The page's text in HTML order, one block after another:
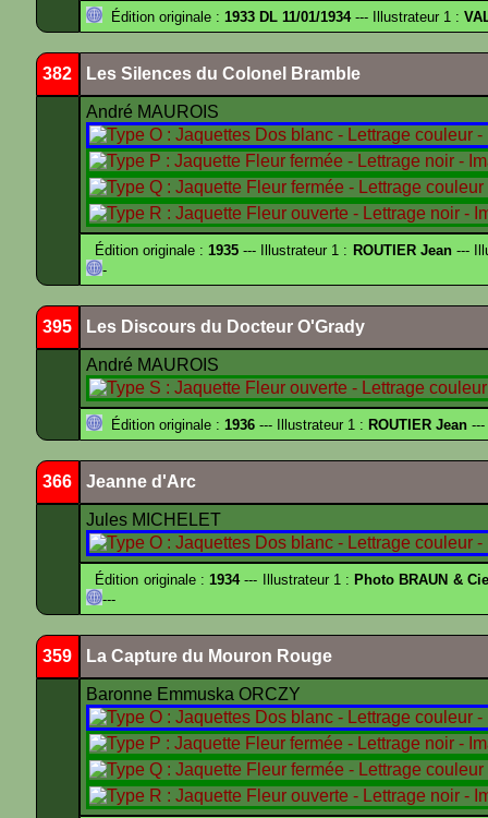
Édition originale : 1933 DL 11/01/1934--- Illustrateur 1 :
382 Les Silences du Colonel Bramble
André MAUROIS
Édition originale :1935 --- Illustrateur 1 : ROUTIER Jean---
-
395 Les Discours du Docteur O'Grady
André MAUROIS
Édition originale : 1936 --- Illustrateur 1 : ROUTIER Jean ---
366 Jeanne d'Arc
Jules MICHELET
Édition originale :1934--- Illustrateur 1 : Photo BRAUN &
---
359 La Capture du Mouron Rouge
Baronne Emmuska ORCZY